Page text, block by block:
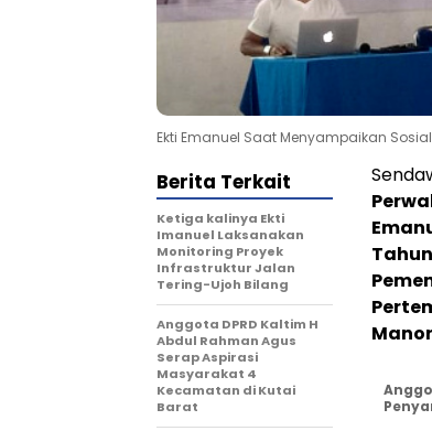
Ekti Emanuel Saat Menyampaikan
Berita Terkait
Ketiga kalinya Ekti
Imanuel Laksanakan
Monitoring Proyek
Infrastruktur Jalan
Tering-Ujoh Bilang
Anggota DPRD Kaltim H
Abdul Rahman Agus
Serap Aspirasi
Masyarakat 4
Kecamatan di Kutai
Barat